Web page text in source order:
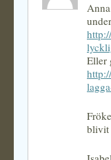
Eller
blivit